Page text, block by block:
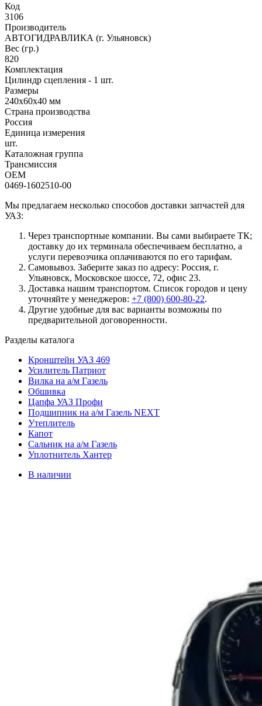
Код
3106
Производитель
АВТОГИДРАВЛИКА (г. Ульяновск)
Вес (гр.)
820
Комплектация
Цилиндр сцепления - 1 шт.
Размеры
240х60х40 мм
Страна производства
Россия
Единица измерения
шт.
Каталожная группа
Трансмиссия
OEM
0469-1602510-00
Мы предлагаем несколько способов доставки запчастей для
УАЗ:
Через транспортные компании. Вы сами выбираете ТК;
доставку до их терминала обеспечиваем бесплатно, а
услуги перевозчика оплачиваются по его тарифам.
Самовывоз. Заберите заказ по адресу: Россия, г.
Ульяновск, Московское шоссе, 72, офис 23.
Доставка нашим транспортом. Список городов и цену
уточняйте у менеджеров: +7 (800) 600-80-22.
Другие удобные для вас варианты возможны по
предварительной договоренности.
Разделы каталога
Кронштейн УАЗ 469
Усилитель Патриот
Вилка на а/м Газель
Обшивка
Цапфа УАЗ Профи
Подшипник на а/м Газель NEXT
Утеплитель
Капот
Сальник на а/м Газель
Уплотнитель Хантер
В наличии